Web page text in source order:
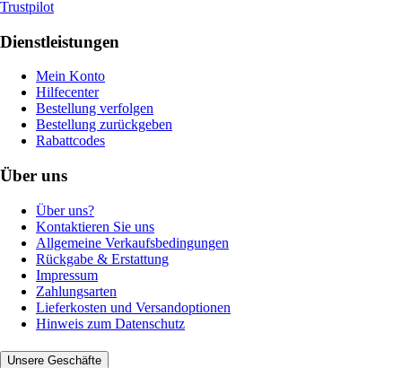
Trustpilot
Dienstleistungen
Mein Konto
Hilfecenter
Bestellung verfolgen
Bestellung zurückgeben
Rabattcodes
Über uns
Über uns?
Kontaktieren Sie uns
Allgemeine Verkaufsbedingungen
Rückgabe & Erstattung
Impressum
Zahlungsarten
Lieferkosten und Versandoptionen
Hinweis zum Datenschutz
Unsere Geschäfte